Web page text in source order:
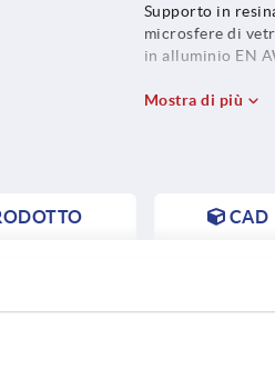
Supporto in
microsfere di
in alluminio EN
Mostra di più
CAD